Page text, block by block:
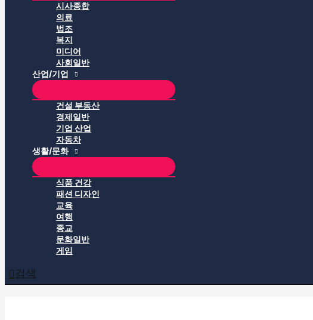
시사종합
의료
법조
복지
미디어
사회일반
산업/기업
건설 부동산
경제일반
기업 산업
자동차
생활/문화
식품 건강
패션 디자인
교육
여행
종교
문화일반
게임
검색